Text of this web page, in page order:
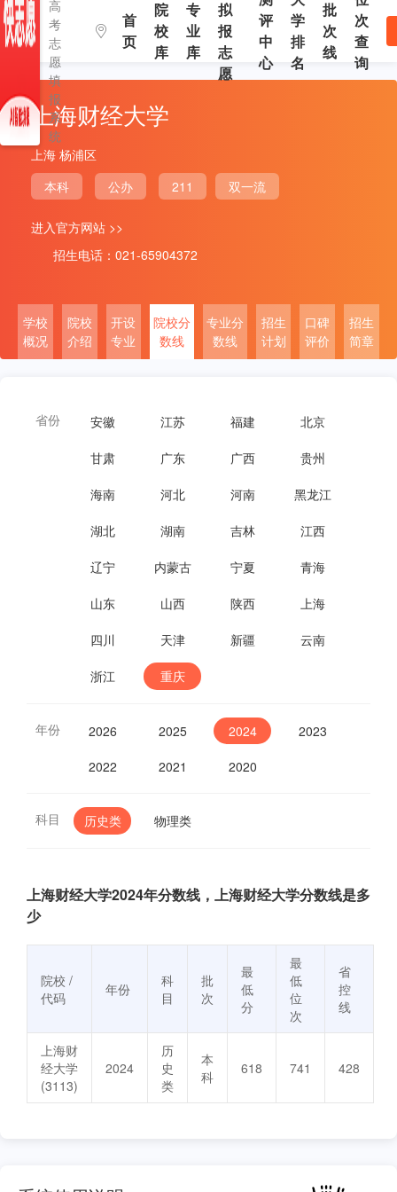
高
考
志
愿
填
报
系
统
首
页
院
校
库
专
业
库
拟
报
志
愿
评
中
心
学
排
名
批
次
线
次
查
询
上海财经大学
上海 杨浦区
本科
公办 211 双一流
进入官方网站 >>
招生电话：021-65904372
学校
概况
院校
介绍
开设
专业
院校分
数线
专业分
数线
招生
计划
口碑
评价
招生
简章
省份 安徽 江苏 福建 北京
甘肃 广东 广西 贵州
海南 河北 河南 黑龙江
湖北 湖南 吉林 江西
辽宁 内蒙古 宁夏 青海
山东 山西 陕西 上海
四川 天津 新疆 云南
浙江 重庆
年份 2026 2025 2024
2023
2022
2021 2020
科目 历史类 物理类
上海财经大学2024年分数线，上海财经大学分数线是多
少
院校 /
代码
年份
科
目
批
次
最
低
分
最
低
位
次
省
控
线
上海财
经大学
(3113)
2024
历
史
类
本
科
618 741 428